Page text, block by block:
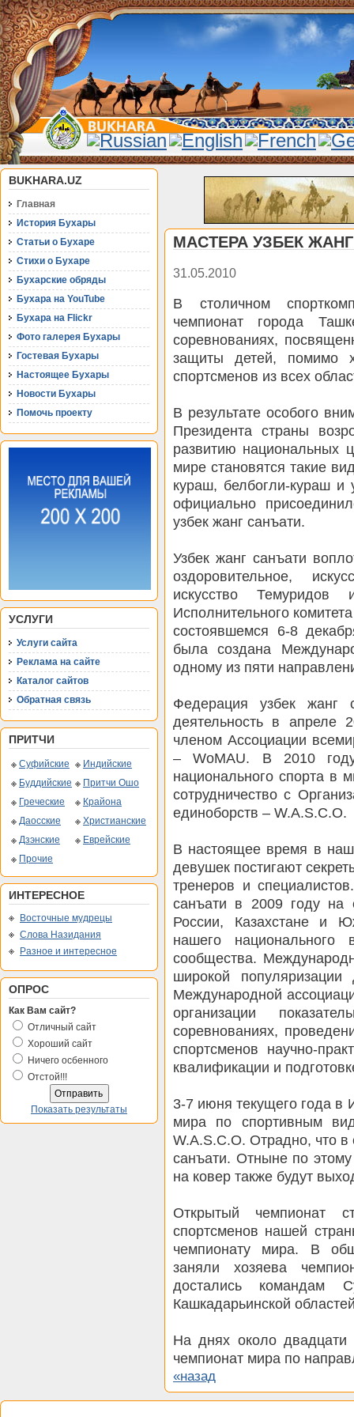
BUKHARA.UZ
Главная
История Бухары
Статьи о Бухаре
Стихи о Бухаре
Бухарские обряды
Бухара на YouTube
Бухара на Flickr
Фото галерея Бухары
Гостевая Бухары
Настоящее Бухары
Новости Бухары
Помочь проекту
УСЛУГИ
Услуги сайта
Реклама на сайте
Каталог сайтов
Обратная связь
ПРИТЧИ
Суфийские
Индийские
Буддийские
Притчи Ошо
Греческие
Крайона
Даосские
Христианские
Дзэнские
Еврейские
Прочие
ИНТЕРЕСНОЕ
Восточные мудрецы
Слова Назидания
Разное и интересное
ОПРОС
Как Вам сайт?
Отличный сайт
Хороший сайт
Ничего осбенного
Отстой!!!
Показать результаты
МАСТЕРА УЗБЕК
31.05.2010
В столичном
чемпионат города
соревнованиях,
защиты детей, помимо
спортсменов из всех
В результате особого
Президента страны
развитию национальных
мире становятся такие
кураш, белбогли-кураш
официально
узбек жанг санъати.
Узбек жанг санъати
оздоровительное,
искусство
Исполнительного
состоявшемся 6-8
была создана
одному из пяти
Федерация узбек жанг
деятельность в апреле
членом Ассоциации
– WoMAU. В 2010
национального спорта в
сотрудничество с
единоборств – W.A.S.C.O.
В настоящее время в
девушек постигают
тренеров и
санъати в 2009 году на
России, Казахстане и
нашего национального
сообщества.
широкой
Международной
организации
соревнованиях,
спортсменов научно-
квалификации и
3-7 июня текущего года в
мира по спортивным
W.A.S.C.O. Отрадно, что в
санъати. Отныне по
на ковер также будут
Открытый чемпионат
спортсменов нашей
чемпионату мира. В
заняли хозяева
достались командам
Кашкадарьинской
На днях около двадцати
чемпионат мира по
«назад